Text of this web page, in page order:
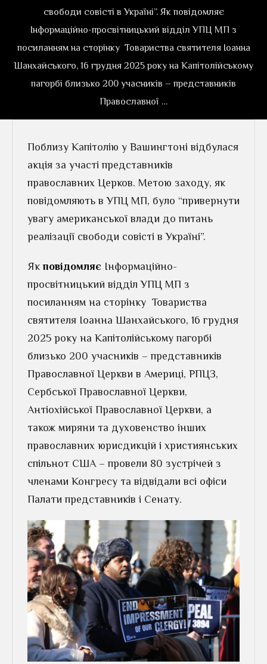
свободи совісті в Україні”. Як повідомляє
Інформаційно-просвітницький відділ УПЦ МП з
посиланням на сторінку Товариства святителя Іоанна
Шанхайського, 16 грудня 2025 року на Капітолійському
пагорбі близько 200 учасників – представників
Православної …
Поблизу Капітолію у Вашингтоні відбулася
акція за участі представників
православних Церков. Метою заходу, як
повідомляють в УПЦ МП, було “привернути
увагу американської влади до питань
реалізації свободи совісті в Україні”.
Якповідомляє Інформаційно-
просвітницький відділ УПЦ МП з
посиланням на сторінку Товариства
святителя Іоанна Шанхайського, 16 грудня
2025 року на Капітолійському пагорбі
близько 200 учасників – представників
Православної Церкви в Америці, РПЦЗ,
Сербської Православної Церкви,
Антіохійської Православної Церкви, а
також миряни та духовенство інших
православних юрисдикцій і християнських
спільнот США – провели 80 зустрічей з
членами Конгресу та відвідали всі офіси
Палати представників і Сенату.